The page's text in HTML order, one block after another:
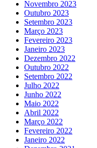
Novembro 2023
Outubro 2023
Setembro 2023
Março 2023
Fevereiro 2023
Janeiro 2023
Dezembro 2022
Outubro 2022
Setembro 2022
Julho 2022
Junho 2022
Maio 2022
Abril 2022
Março 2022
Fevereiro 2022
Janeiro 2022